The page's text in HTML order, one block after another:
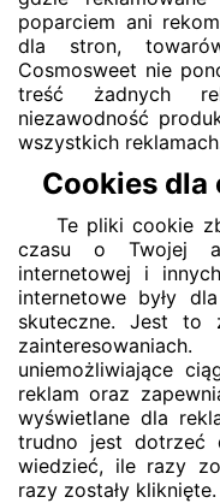
poparciem ani
dla stron,
Cosmosweet nie
treść żadnych
niezawodność
wszystkich
Cookies dla
Te pliki cookie
czasu o Twojej
internetowej i
internetowe były
skuteczne. Jest to
uniemożliwiające
reklam oraz
wyświetlane dla
trudno jest dotrzeć
wiedzieć, ile razy
razy zostały kliknięte.